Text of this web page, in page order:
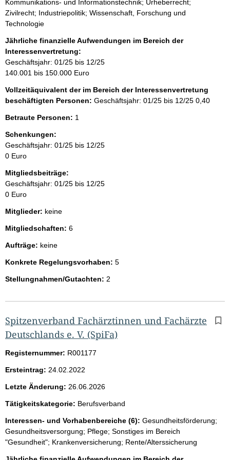
e
i
t
e
Kommunikations- und Informationstechnik; Urheberrecht;
Zivilrecht; Industriepolitik; Wissenschaft, Forschung und
Technologie
Jährliche finanzielle Aufwendungen im Bereich der
Interessenvertretung:
Geschäftsjahr: 01/25 bis 12/25
140.001 bis 150.000 Euro
Vollzeitäquivalent der im Bereich der Interessenvertretung
beschäftigten Personen: Geschäftsjahr: 01/25 bis 12/25 0,40
Betraute Personen: 1
Schenkungen:
Geschäftsjahr: 01/25 bis 12/25
0 Euro
Mitgliedsbeiträge:
Geschäftsjahr: 01/25 bis 12/25
0 Euro
Mitglieder: keine
Mitgliedschaften: 6
Aufträge: keine
Konkrete Regelungsvorhaben: 5
Stellungnahmen/Gutachten: 2
Spitzenverband Fachärztinnen und Fachärzte
Deutschlands e. V. (SpiFa)
Registernummer: R001177
Ersteintrag: 24.02.2022
Letzte Änderung: 26.06.2026
Tätigkeitskategorie: Berufsverband
Interessen- und Vorhabenbereiche (6): Gesundheitsförderung;
Gesundheitsversorgung; Pflege; Sonstiges im Bereich
"Gesundheit"; Krankenversicherung; Rente/Alterssicherung